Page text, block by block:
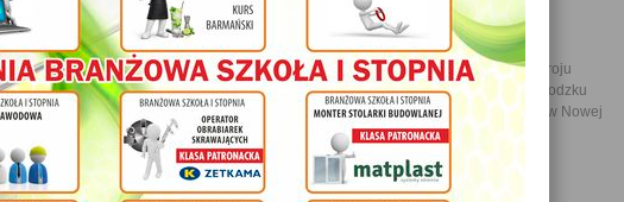
Laureaci ze szkół ponadgimnazjalnych:
miejsceAleksandra Snopkowskaz Liceum Ogólnokształcącego w Lądku Zdroju
miejsceKacper Szwiecz Liceum Ogólnokształcącego im. B. Chrobrego w Kłodzku
miejsceZuzanna Sinickaz Liceum Ogólnokształcącego im. H. Sienkiewicza w Nowej
Bardzo dziękujemy sponsorom za pomoc w zakupie nagród: